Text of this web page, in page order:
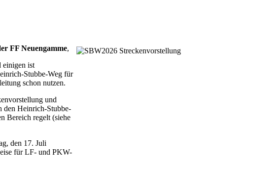
FF Neuengamme,
einigen ist
Stubbe-Weg für
schon nutzen.
und
den Heinrich-Stubbe-
Bereich regelt (siehe
den 17. Juli
für LF- und PKW-